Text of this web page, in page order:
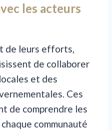
les acteurs
de leurs efforts,
de collaborer
et des
Ces
de comprendre les
communauté